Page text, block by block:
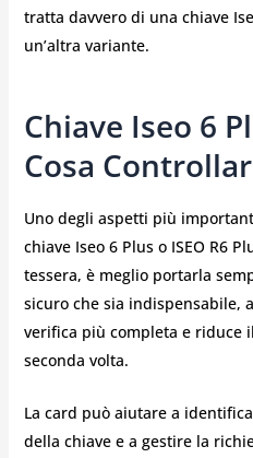
tratta davvero di una chiave
un’altra variante.
Chiave Iseo 6
Cosa
Uno degli aspetti più
chiave Iseo 6 Plus o ISEO R6
tessera, è meglio portarla
sicuro che sia indispensabile,
verifica più completa e riduce
seconda volta.
La card può aiutare a
della chiave e a gestire la